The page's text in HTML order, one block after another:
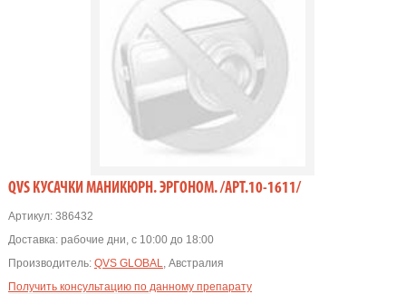
QVS КУСАЧКИ МАНИКЮРН. ЭРГОНОМ. /АРТ.10-1611/
Артикул:386432
Доставка: рабочие дни, с 10:00 до 18:00
Производитель: QVS GLOBAL, Австралия
Получить консультацию по данному препарату